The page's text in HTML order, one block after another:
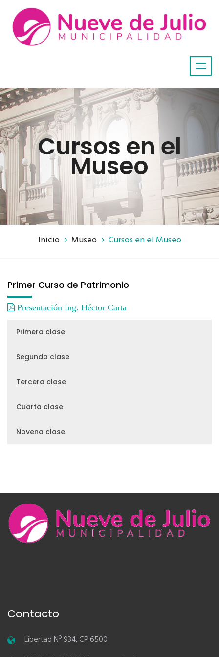
Cursos en el
Museo
Inicio Museo Cursos en el Museo
Primer Curso de Patrimonio
Presentación Ing. Héctor Carta
Primera clase
Segunda clase
Tercera clase
Cuarta clase
Novena clase
Contacto
Libertad Nº 934, CP:6500